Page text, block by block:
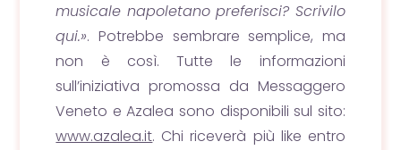
musicale napoletano preferisci? Scrivilo
qui.». Potrebbe sembrare semplice, ma
non è così. Tutte le informazioni
sull’iniziativa promossa da Messaggero
Veneto e Azalea sono disponibili sul sito:
www.azalea.it. Chi riceverà più like entro